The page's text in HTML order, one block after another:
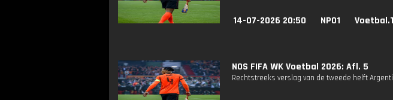
14-07-2026 20:50 NPO1
NOS FIFA WK Voetbal 2026: Afl. 5
Rechtstreeks verslag van de tweede helft